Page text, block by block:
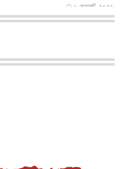
৮ আগস্ট, ২০২৬
শিল্পী অনুশ্রী রায়ের স্বপ...
চুক্তি সৌদি আরবকে কতটা ন...
পাকিস্তানির অপরাধে অস্বস্তি...
পুনঃস্থাপন করছে মেক্সিকো ও